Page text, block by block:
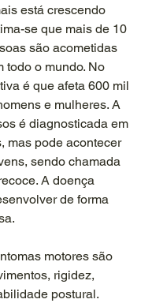
está crescendo
se que mais de 10
são acometidas
todo o mundo. No
é que afeta 600 mil
e mulheres. A
é diagnosticada em
mas pode acontecer
sendo chamada
A doença
de forma
motores são
rigidez,
postural.